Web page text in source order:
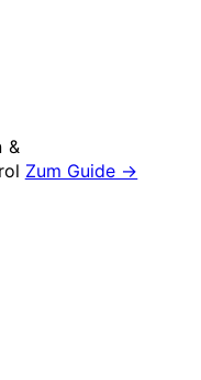
&
Zum Guide →